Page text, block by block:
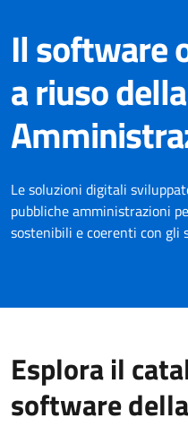
Il software
a riuso
Le soluzioni digitali
pubbliche amministrazioni
sostenibili e coerenti con gli
Esplora il
software